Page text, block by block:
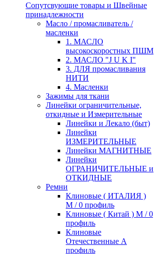
Сопутсвующие товары и Швейные
принадлежности
Масло / промасливатель /
масленки
1. МАСЛО
высокоскоростных ПШМ
2. МАСЛО "J U K I"
3. ДЛЯ промасливания
НИТИ
4. Масленки
Зажимы для ткани
Линейки ограничительные,
откидные и Измерительные
Линейки и Лекало (быт)
Линейки
ИЗМЕРИТЕЛЬНЫЕ
Линейки МАГНИТНЫЕ
Линейки
ОГРАНИЧИТЕЛЬНЫЕ и
ОТКИДНЫЕ
Ремни
Клиновые ( ИТАЛИЯ )
М / 0 профиль
Клиновые ( Китай ) М / 0
профиль
Клиновые
Отечественные А
профиль